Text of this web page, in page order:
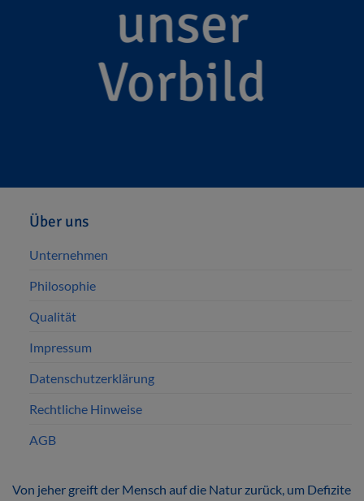
unser
Vorbild
Über uns
Unternehmen
Philosophie
Qualität
Impressum
Datenschutzerklärung
Rechtliche Hinweise
AGB
Von jeher greift der Mensch auf die Natur zurück, um Defizite